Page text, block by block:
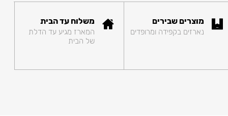
מוצרים שבירים
נארזים בקפידה ומרופדים
משלוח עד הבית
המארז מגיע עד הדלת
של הבית